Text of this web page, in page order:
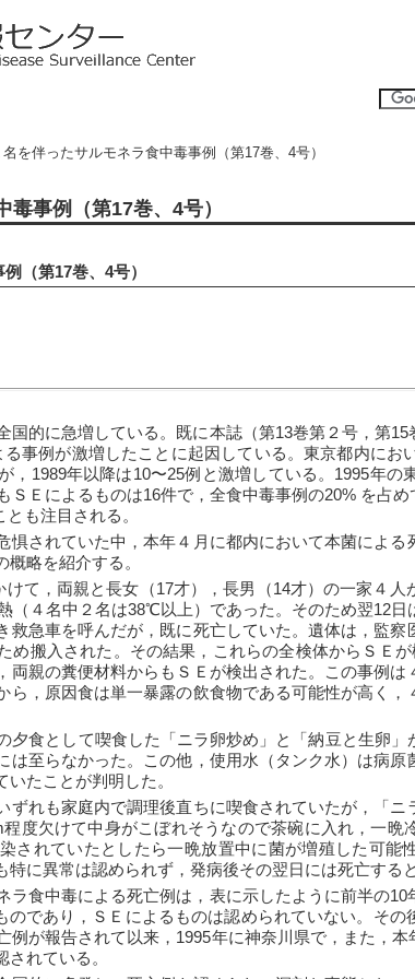
を伴ったサルモネラ食中毒事例（第17巻、4号）
事例（第17巻、4号）
（第17巻、4号）
的に急増している。既に本誌（第13巻第２号，第
事例が激増したことに起因している。東京都内にお
，1989年以降は10〜25例と激増している。1995年の
ＳＥによるものは16件で，全食中毒事例の20% を占
も注目される。
されていた中，本年４月に都内において本菌による
略を紹介する。
て，両親と長女（17才），長男（14才）の一家４人
（４名中２名は38℃以上）であった。そのため翌12日
救急車を呼んだが，既に死亡していた。遺体は，監
め搬入された。その結果，これらの全検体からＳＥ
両親の糞便材料からもＳＥが検出された。この事例は
ら，原因食は単一暴露の飲食物である可能性が高く
食として喫食した「ニラ卵炒め」と「納豆と生卵」
は至らなかった。この他，使用水（タンク水）は病
たことが判明した。
れも家庭内で調理後直ちに喫食されていたが，「ニ
度欠けて中身がこぼれそうなので茶碗に入れ，一晩
されていたとしたら一晩放置中に菌が増殖した可能
に異常は認められず，発病後その翌日には死亡する
食中毒による死亡例は，表に示したように前半の10
であり，ＳＥによるものは認められていない。その
例が報告されて以来，1995年に神奈川県で，また，
れている。